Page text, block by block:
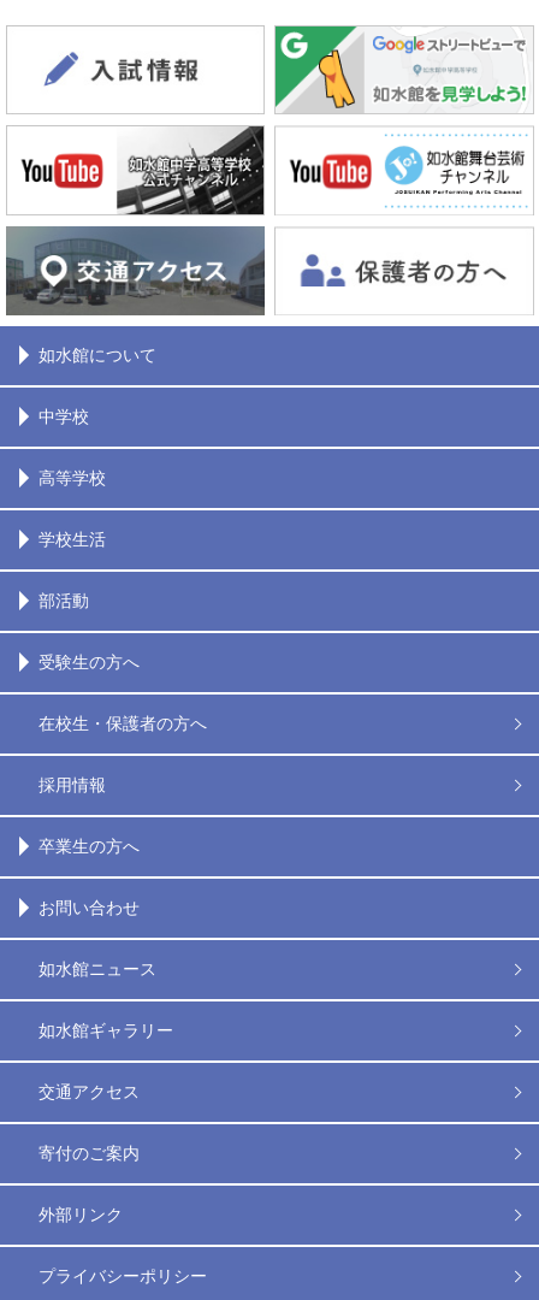
如水館について
中学校
高等学校
学校生活
部活動
受験生の方へ
在校生・保護者の方へ
採用情報
卒業生の方へ
お問い合わせ
如水館ニュース
如水館ギャラリー
交通アクセス
寄付のご案内
外部リンク
プライバシーポリシー